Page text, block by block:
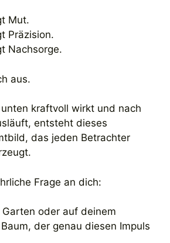
Mut.
Präzision.
Nachsorge.
aus.
kraftvoll wirkt und nach
entsteht dieses
das jeden Betrachter
Frage an dich:
oder auf deinem
der genau diesen Impuls